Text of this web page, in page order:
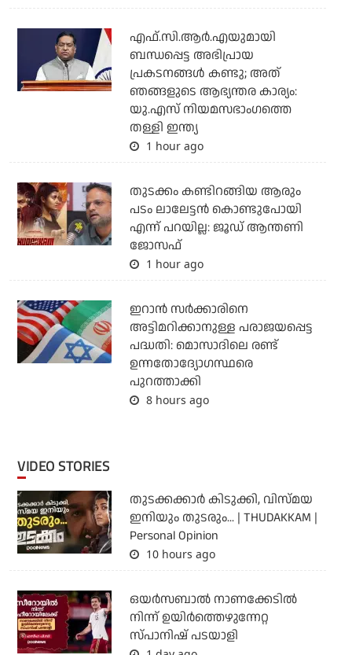
എഫ്.സി.ആര്‍.എയുമായി
ബന്ധപ്പെട്ട അഭിപ്രായ
പ്രകടനങ്ങള്‍ കണ്ടു; അത്
ഞങ്ങളുടെ ആഭ്യന്തര കാര്യം:
യു.എസ് നിയമസഭാംഗത്തെ
തള്ളി ഇന്ത്യ
1 hour ago
തുടക്കം കണ്ടിറങ്ങിയ ആരും
പടം ലാലേട്ടൻ കൊണ്ടുപോയി
എന്ന് പറയില്ല: ജൂഡ് ആന്തണി
ജോസഫ്
1 hour ago
ഇറാന്‍ സര്‍ക്കാരിനെ
അട്ടിമറിക്കാനുള്ള പരാജയപ്പെട്ട
പദ്ധതി: മൊസാദിലെ രണ്ട്
ഉന്നതോദ്യോഗസ്ഥരെ
പുറത്താക്കി
8 hours ago
VIDEO STORIES
തുടക്കക്കാര്‍ കിടുക്കി, വിസ്മയ
ഇനിയും തുടരും... | THUDAKKAM |
Personal Opinion
10 hours ago
ഒയര്‍സബാൽ നാണക്കേടിൽ
നിന്ന് ഉയിർത്തെഴുന്നേറ്റ
സ്പാനിഷ് പടയാളി